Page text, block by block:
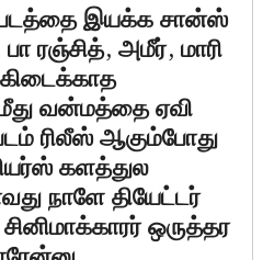
இயக்க சான்ஸ்
ரஞ்சித், அமீர், மாரி
வன்மத்தை ஏவி
ரிலீஸ் ஆகும்போது
களத்துல
நாளே தியேட்டர்
ஒருத்தர